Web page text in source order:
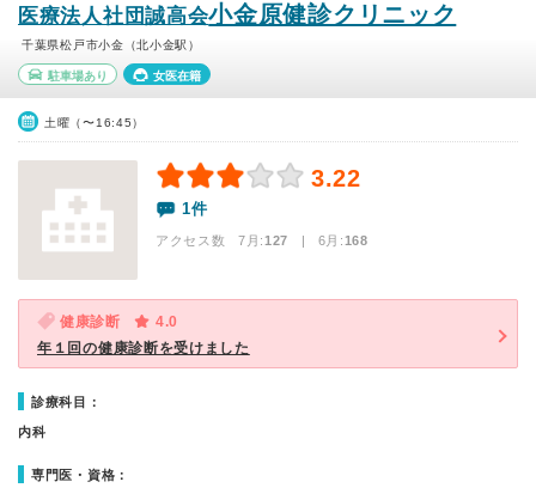
医療法人社団誠高会小金原健診クリニック
千葉県松戸市小金（北小金駅）
駐車場あり 女医在籍
土曜（〜16:45）
3.22
1件
アクセス数 7月:127 | 6月:168
健康診断
4.0
年１回の健康診断を受けました
診療科目：
内科
専門医・資格：